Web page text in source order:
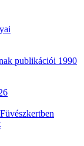
publikációi 1990